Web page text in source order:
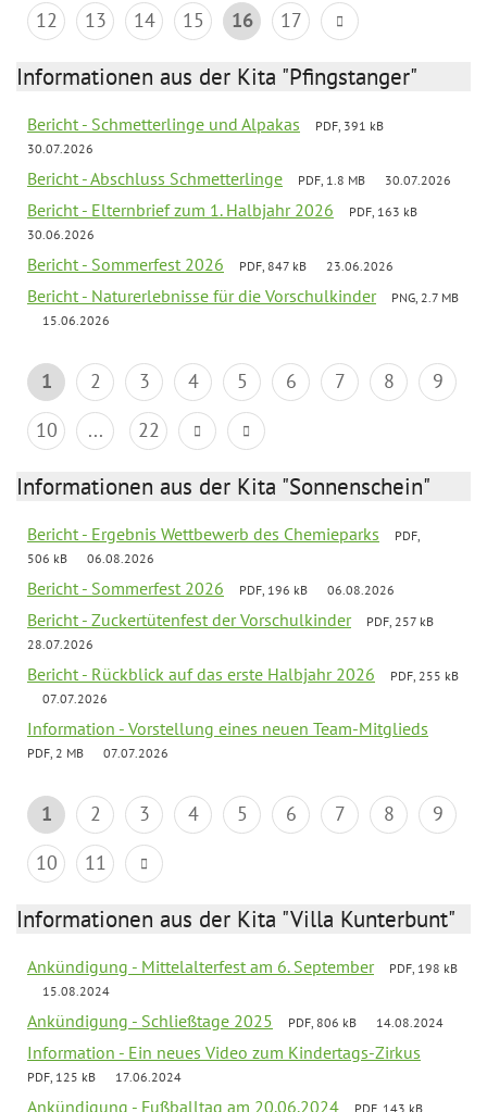
12
13 14 15 16 17
Informationen aus der Kita "Pfingstanger"
Bericht - Schmetterlinge und Alpakas
PDF, 391 kB
30.07.2026
Bericht - Abschluss Schmetterlinge PDF, 1.8 MB 30.07.2026
Bericht - Elternbrief zum 1. Halbjahr 2026
PDF, 163 kB
30.06.2026
Bericht - Sommerfest 2026 PDF, 847 kB 23.06.2026
Bericht - Naturerlebnisse für die Vorschulkinder
PNG, 2.7 MB
15.06.2026
1 2 3 4 5 6 7 8
9
10
... 22
Informationen aus der Kita "Sonnenschein"
Bericht - Ergebnis Wettbewerb des Chemieparks
PDF,
506 kB
06.08.2026
Bericht - Sommerfest 2026 PDF, 196 kB 06.08.2026
Bericht - Zuckertütenfest der Vorschulkinder
PDF, 257 kB
28.07.2026
Bericht - Rückblick auf das erste Halbjahr 2026
PDF, 255 kB
07.07.2026
Information - Vorstellung eines neuen Team-Mitglieds
PDF, 2 MB 07.07.2026
1 2 3 4 5 6 7 8
9
10
11
Informationen aus der Kita "Villa Kunterbunt"
Ankündigung - Mittelalterfest am 6. September
PDF, 198 kB
15.08.2024
Ankündigung - Schließtage 2025 PDF, 806 kB 14.08.2024
Information - Ein neues Video zum Kindertags-Zirkus
PDF, 125 kB 17.06.2024
Ankündigung - Fußballtag am 20.06.2024 PDF, 143 kB